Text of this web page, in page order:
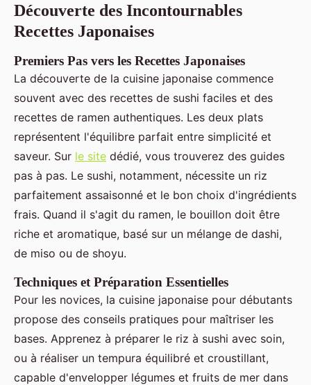
Découverte des Incontournables
Recettes Japonaises
Premiers Pas vers les Recettes Japonaises
La découverte de la cuisine japonaise commence
souvent avec des recettes de sushi faciles et des
recettes de ramen authentiques. Les deux plats
représentent l'équilibre parfait entre simplicité et
saveur. Sur le site dédié, vous trouverez des guides
pas à pas. Le sushi, notamment, nécessite un riz
parfaitement assaisonné et le bon choix d'ingrédients
frais. Quand il s'agit du ramen, le bouillon doit être
riche et aromatique, basé sur un mélange de dashi,
de miso ou de shoyu.
Techniques et Préparation Essentielles
Pour les novices, la cuisine japonaise pour débutants
propose des conseils pratiques pour maîtriser les
bases. Apprenez à préparer le riz à sushi avec soin,
ou à réaliser un tempura équilibré et croustillant,
capable d'envelopper légumes et fruits de mer dans